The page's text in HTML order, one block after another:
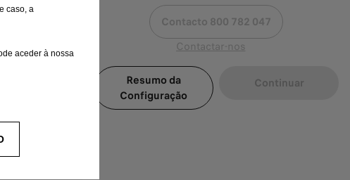
Contacto 800 782 047
Contactar-nos
Resumo da
Configuração
Continuar
caso, a
aceder à nossa